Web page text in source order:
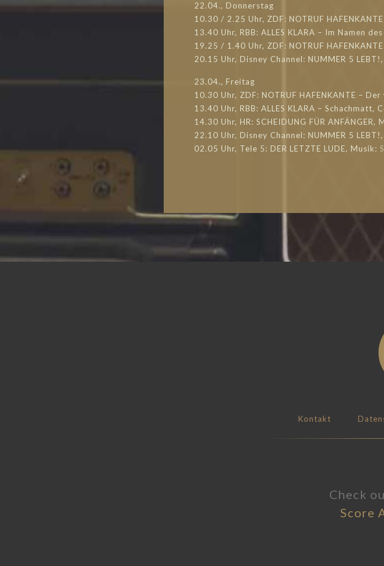
22.04., Donnerstag
10.30 / 2.25 Uhr, ZDF: NOTRUF
13.40 Uhr, RBB: ALLES KLARA – Im Namen
19.25 / 1.40 Uhr, ZDF: NOTRUF
20.15 Uhr, Disney Channel: NUMMER 5
23.04., Freitag
10.30 Uhr, ZDF: NOTRUF HAFENKANTE –
13.40 Uhr, RBB: ALLES KLARA – Schachmatt,
14.30 Uhr, HR: SCHEIDUNG FÜR ANFÄNGER,
22.10 Uhr, Disney Channel: NUMMER 5
02.05 Uhr, Tele 5: DER LETZTE LUDE, Musik:
Kontakt
Check
Score